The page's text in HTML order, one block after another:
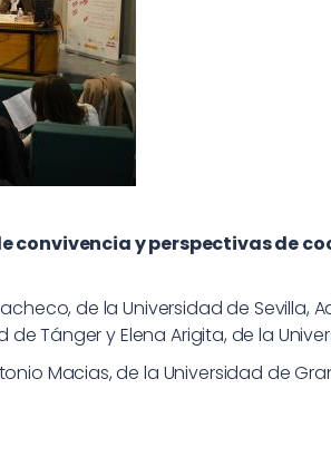
convivencia y perspectivas de
de la Universidad de Sevilla,
Tánger y Elena Arigita, de la
Macias, de la Universidad de